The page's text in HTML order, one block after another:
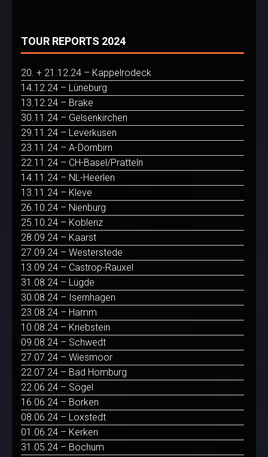
TOUR REPORTS 2024
20. + 21.12.24 – Kappelrodeck
14.12.24 – Lüneburg
13.12.24 – Brake
30.11.24 – Gelsenkirchen
29.11.24 – Leverkusen
23.11.24 – A-Dornbirn
22.11.24 – CH-Basel/Pratteln
14.11.24 – NL-Heerlen
13.11.24 – Kleve
26.10.24 – Nienburg
25.10.24 – Koblenz
28.09.24 – Kaarst
27.09.24 – Westerstede
13.09.24 – Castrop-Rauxel
31.08.24 – Lügde
30.08.24 – Isernhagen
23.08.24 – Hamm
10.08.24 – Kriebstein
09.08.24 – Schwedt
27.07.24 – Wiesmoor
22.07.24 – Bad Homburg
22.06.24 – Sögel
16.06.24 – Borken
08.06.24 – Loxstedt
01.06.24 – Kerken
31.05.24 – Bochum